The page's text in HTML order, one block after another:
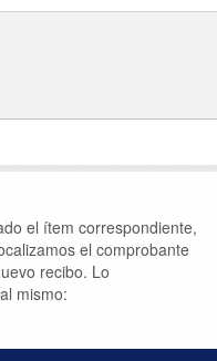
el ítem correspondiente,
el comprobante
recibo. Lo
mismo: